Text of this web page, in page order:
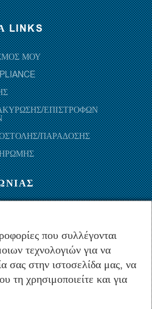
LINKS
ΜΟΥ
ΕΠΙΣΤΡΟΦΩΝ
ΠΑΡΑΔΟΣΗΣ
5154659,+30.210-5147842
που συλλέγονται
τεχνολογιών για να
σας στην ιστοσελίδα μας, να
τη χρησιμοποιείτε και για